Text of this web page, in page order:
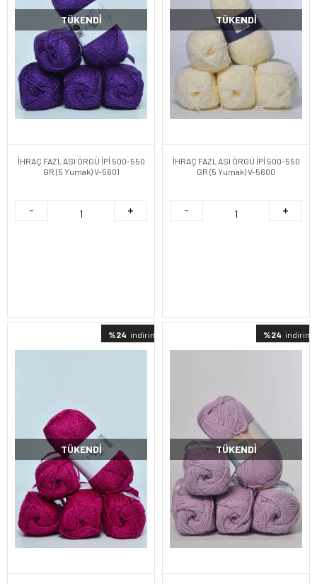
TÜKENDI
İHRAÇ FAZLASI ÖRGÜ İPİ 500-550
GR (5 Yumak) V-5601
TÜKENDI
İHRAÇ FAZLASI ÖRGÜ İPİ 500-550
GR (5 Yumak) V-5600
%24 indirimli
TÜKENDI
%24 indirimli
TÜKENDI